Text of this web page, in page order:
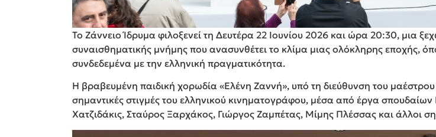
Το Ζάννειο Ίδρυμα φιλοξενεί τη Δευτέρα 22 Ιουνίου 2026 και ώρα 20:30, μια
συναισθηματικής μνήμης που ανασυνθέτει το κλίμα μιας ολόκληρης εποχής,
συνδεδεμένα με την ελληνική πραγματικότητα.
Η βραβευμένη παιδική χορωδία «Ελένη Ζαννή», υπό τη διεύθυνση του
σημαντικές στιγμές του ελληνικού κινηματογράφου, μέσα από έργα
Χατζιδάκις, Σταύρος Ξαρχάκος, Γιώργος Ζαμπέτας, Μίμης Πλέσσας και άλλοι